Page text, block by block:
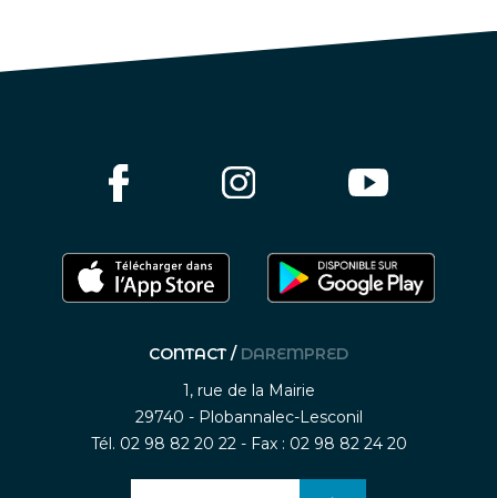
CONTACT / DAREMPRED
1, rue de la Mairie
29740 - Plobannalec-Lesconil
Tél. 02 98 82 20 22 - Fax : 02 98 82 24 20